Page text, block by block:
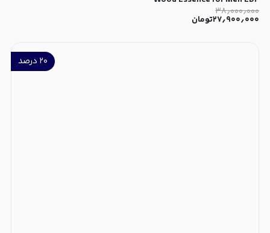
۳۸٫۰۰۰٫۰۰۰
۲۷٫۹۰۰٫۰۰۰تومان
۲۰ درصد